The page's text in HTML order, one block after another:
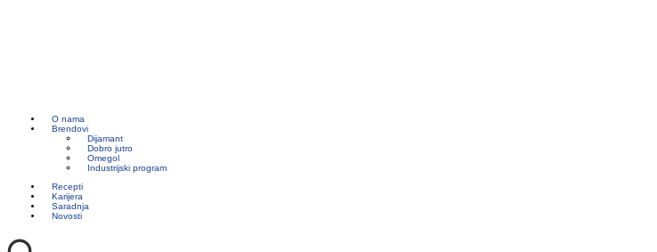
O nama
Brendovi
Dijamant
Dobro jutro
Omegol
Industrijski program
Recepti
Karijera
Saradnja
Novosti